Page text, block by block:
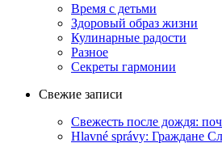
Время с детьми
Здоровый образ жизни
Кулинарные радости
Разное
Секреты гармонии
Свежие записи
Свежесть после дождя:
Hlavné správy: Граждане